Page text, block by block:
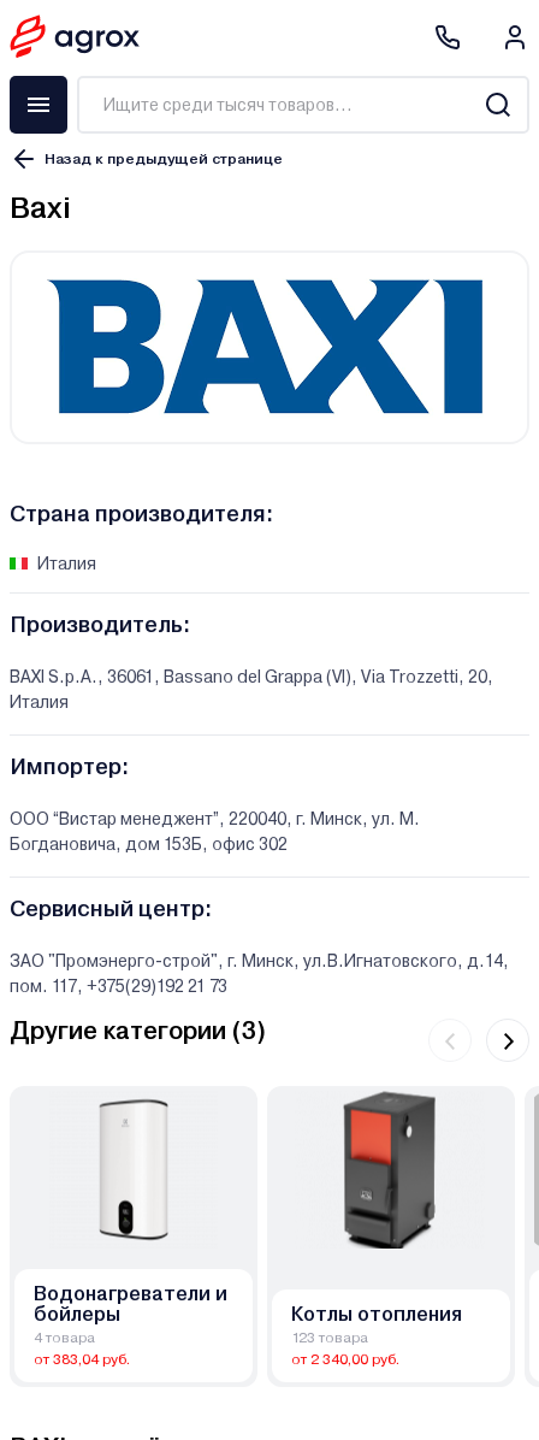
Назад к предыдущей странице
Baxi
Страна производителя:
Италия
Производитель:
BAXI S.p.A., 36061, Bassano del Grappa (VI), Via Trozzetti, 20,
Италия
Импортер:
ООО “Вистар менеджент”, 220040, г. Минск, ул. М.
Богдановича, дом 153Б, офис 302
Сервисный центр:
ЗАО "Промэнерго-строй", г. Минск, ул.В.Игнатовского, д.14,
пом. 117, +375(29)192 21 73
Другие категории (3)
Водонагреватели и
бойлеры
4 товара
от 383,04 руб.
Котлы отопления
123 товара
от 2 340,00 руб.